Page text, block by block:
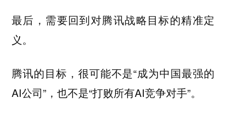
最后，需要回到对腾讯战略目标的精准定
义。
腾讯的目标，很可能不是“成为中国最强的
AI公司”，也不是“打败所有AI竞争对手”。